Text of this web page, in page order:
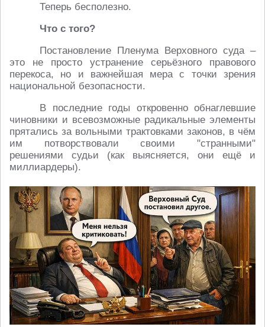
Теперь бесполезно.
Что с того?
Постановление Пленума Верховного суда –
это не просто устранение серьёзного правового
перекоса, но и важнейшая мера с точки зрения
национальной безопасности.
В последние годы откровенно обнаглевшие
чиновники и всевозможные радикальные элементы
прятались за вольными трактовками законов, в чём
им потворствовали своими "странными"
решениями судьи (как выясняется, они ещё и
миллиардеры).